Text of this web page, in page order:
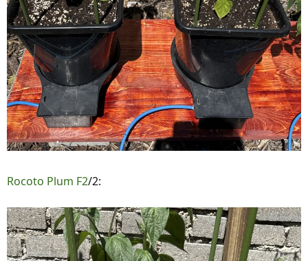
Rocoto Plum F2/2: